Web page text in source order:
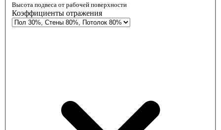
Высота подвеса от рабочей поверхности
Коэффициенты отражения